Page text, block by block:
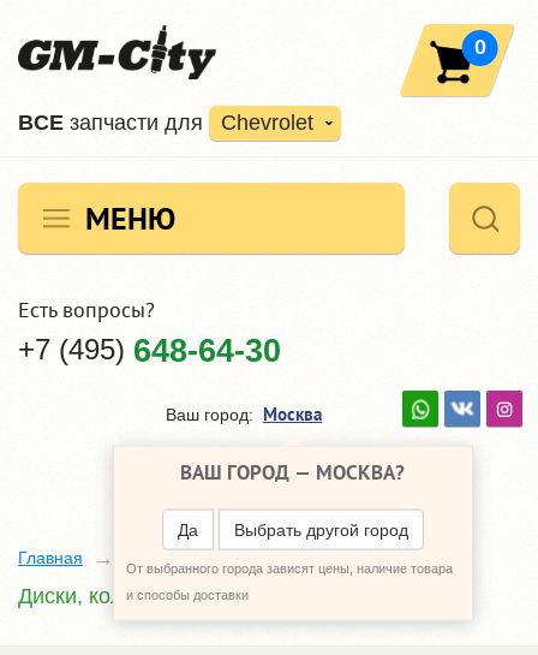
ВCE запчасти для Chevrolet
0
МЕНЮ
Есть вопросы?
+7 (495) 648-64-30
Ваш город: Москва
ВАШ ГОРОД — МОСКВА?
Да Выбрать другой город
От выбранного города зависят цены, наличие товара
и способы доставки
Главная
Диски, колпаки, датчик давления